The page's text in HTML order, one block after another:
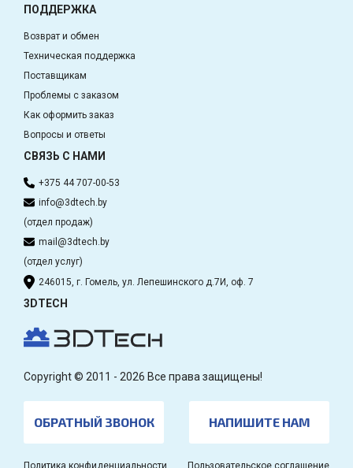
ПОДДЕРЖКА
Возврат и обмен
Техническая поддержка
Поставщикам
Проблемы с заказом
Как оформить заказ
Вопросы и ответы
СВЯЗЬ С НАМИ
+375 44 707-00-53
info@3dtech.by
(отдел продаж)
mail@3dtech.by
(отдел услуг)
246015, г. Гомель, ул. Лепешинского д.7И, оф. 7
3DTECH
Copyright © 2011 - 2026 Все права защищены!
ОБРАТНЫЙ ЗВОНОК НАПИШИТЕ НАМ